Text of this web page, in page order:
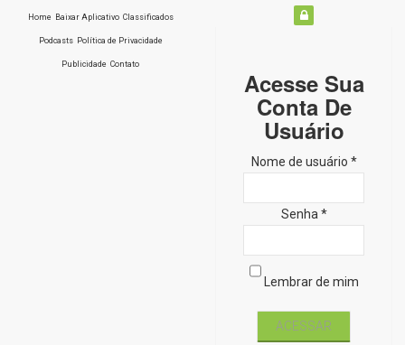
Home Baixar Aplicativo Classificados
Podcasts Política de Privacidade
Publicidade Contato
Acesse Sua
Conta De
Usuário
Nome de usuário *
Senha *
Lembrar de mim